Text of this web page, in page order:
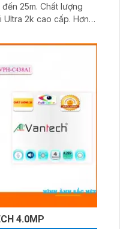
Chất lượng
2k cao cấp. Hơn
4.0MP